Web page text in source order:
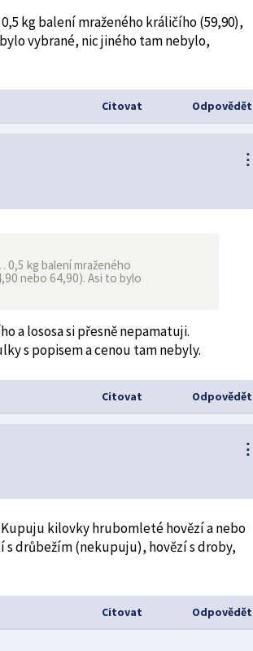
kg balení mraženého králičího (59,90),
vybrané, nic jiného tam nebylo,
Citovat Odpovědět
⋮
0,5 kg balení mraženého
nebo 64,90). Asi to bylo
a lososa si přesně nepamatuji.
s popisem a cenou tam nebyly.
Citovat Odpovědět
⋮
kilovky hrubomleté hovězí a nebo
s drůbežím (nekupuju), hovězí s droby,
Citovat Odpovědět